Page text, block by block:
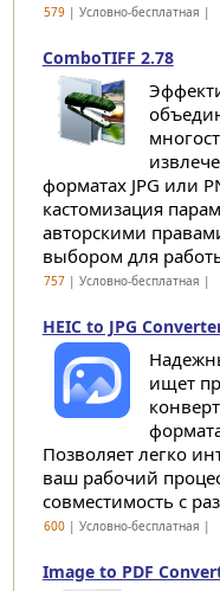
579| Условно-бесплатная |
ComboTIFF 2.78
форматах JPG или
кастомизация
авторскими
выбором для
757| Условно-бесплатная |
HEIC to JPG
ищет
Позволяет легко
ваш рабочий
совместимость с
600| Условно-бесплатная |
Image to PDF